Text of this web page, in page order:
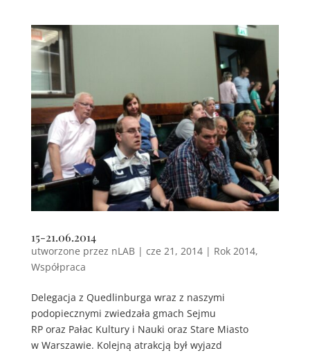
15-21.06.2014
utworzone przez nLAB| cze 21, 2014| Rok 2014,
Współpraca
Delegacja z Quedlinburga wraz z naszymi
podopiecznymi zwiedzała gmach Sejmu
RP oraz Pałac Kultury i Nauki oraz Stare Miasto
w Warszawie. Kolejną atrakcją był wyjazd